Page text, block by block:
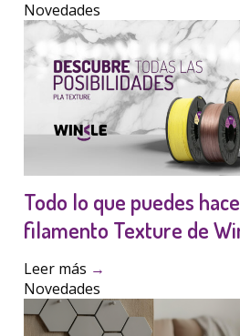
Novedades
Todo lo que puedes
filamento Texture de
Leer más →
Novedades